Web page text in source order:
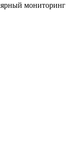
мониторинг